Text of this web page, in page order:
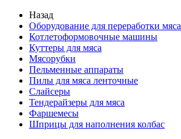
Назад
Оборудование для переработки мяса
Котлетоформовочные машины
Куттеры для мяса
Мясорубки
Пельменные аппараты
Пилы для мяса ленточные
Слайсеры
Тендерайзеры для мяса
Фаршемесы
Шприцы для наполнения колбас